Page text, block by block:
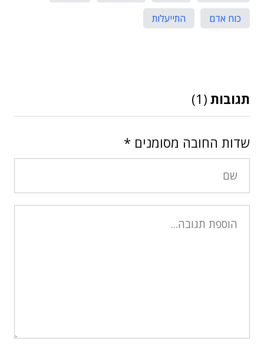
כוח אדם
התייעלות
תגובות (1)
שדות החובה מסומנים *